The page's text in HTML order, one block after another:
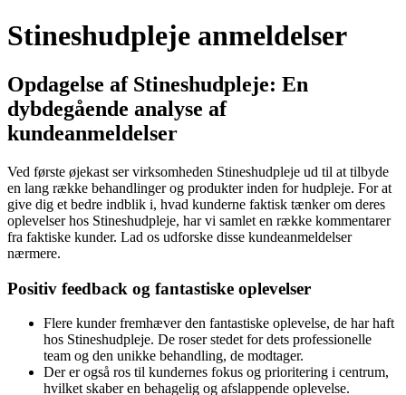
Stineshudpleje anmeldelser
Opdagelse af Stineshudpleje: En
dybdegående analyse af
kundeanmeldelser
Ved første øjekast ser virksomheden Stineshudpleje ud til at tilbyde
en lang række behandlinger og produkter inden for hudpleje. For at
give dig et bedre indblik i, hvad kunderne faktisk tænker om deres
oplevelser hos Stineshudpleje, har vi samlet en række kommentarer
fra faktiske kunder. Lad os udforske disse kundeanmeldelser
nærmere.
Positiv feedback og fantastiske oplevelser
Flere kunder fremhæver den fantastiske oplevelse, de har haft
hos Stineshudpleje. De roser stedet for dets professionelle
team og den unikke behandling, de modtager.
Der er også ros til kundernes fokus og prioritering i centrum,
hvilket skaber en behagelig og afslappende oplevelse.